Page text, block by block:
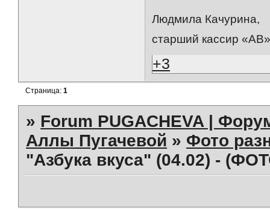
Людмила Качурина,
старший кассир
+3
Страница:1
» Forum PUGACHEVA |
Аллы Пугачевой » Фото
"Азбука вкуса" (04.02) -